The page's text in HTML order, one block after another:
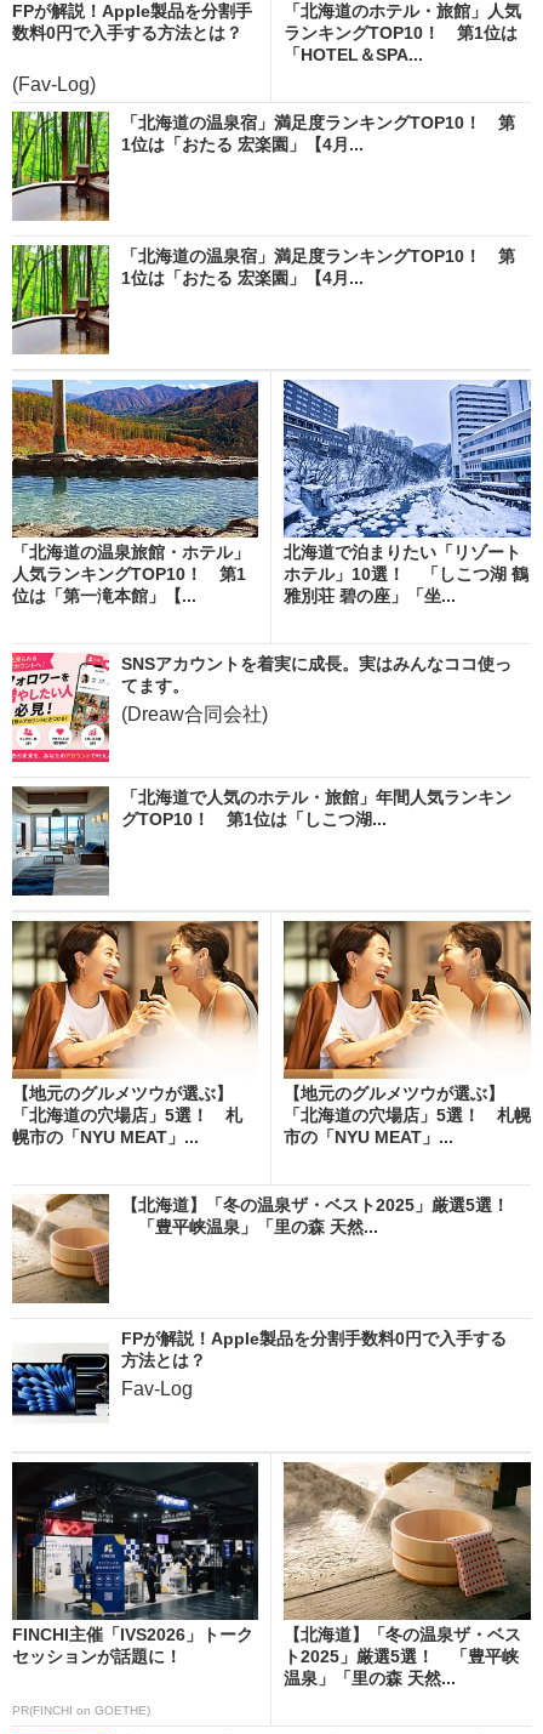
FPが解説！Apple製品を分割手
数料0円で入手する方法とは？
(Fav-Log)
「北海道のホテル・旅館」人気
ランキングTOP10！ 第1位は
「HOTEL＆SPA...
「北海道の温泉宿」満足度ランキングTOP10！ 第
1位は「おたる 宏楽園」【4月...
「北海道の温泉宿」満足度ランキングTOP10！ 第
1位は「おたる 宏楽園」【4月...
「北海道の温泉旅館・ホテル」
人気ランキングTOP10！ 第1
位は「第一滝本館」【...
北海道で泊まりたい「リゾート
ホテル」10選！ 「しこつ湖 鶴
雅別荘 碧の座」「坐...
SNSアカウントを着実に成長。実はみんなココ使っ
てます。
(Dreaw合同会社)
「北海道で人気のホテル・旅館」年間人気ランキン
グTOP10！ 第1位は「しこつ湖...
【地元のグルメツウが選ぶ】
「北海道の穴場店」5選！ 札
幌市の「NYU MEAT」...
【地元のグルメツウが選ぶ】
「北海道の穴場店」5選！ 札幌
市の「NYU MEAT」...
【北海道】「冬の温泉ザ・ベスト2025」厳選5選！
「豊平峡温泉」「里の森 天然...
FPが解説！Apple製品を分割手数料0円で入手する
方法とは？
Fav-Log
FINCHI主催「IVS2026」トーク
セッションが話題に！
PR(FINCHI on GOETHE)
【北海道】「冬の温泉ザ・ベス
ト2025」厳選5選！ 「豊平峡
温泉」「里の森 天然...